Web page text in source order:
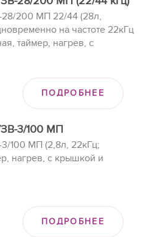
28/200 МП 22/44 (28л,
на частоте 22кГц
таймер, нагрев, с
ПОДРОБНЕЕ
3/100 МП
100 МП (2,8л, 22кГц;
нагрев, с крышкой и
ПОДРОБНЕЕ